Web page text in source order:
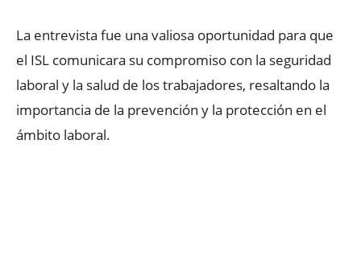
La entrevista fue una valiosa oportunidad para que
el ISL comunicara su compromiso con la seguridad
laboral y la salud de los trabajadores, resaltando la
importancia de la prevención y la protección en el
ámbito laboral.